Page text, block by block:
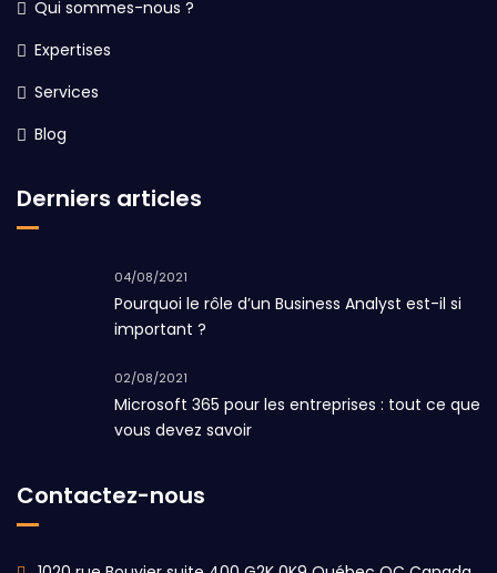
Qui sommes-nous ?
Expertises
Services
Blog
Derniers articles
04/08/2021
Pourquoi le rôle d’un Business Analyst est-il si
important ?
02/08/2021
Microsoft 365 pour les entreprises : tout ce que
vous devez savoir
Contactez-nous